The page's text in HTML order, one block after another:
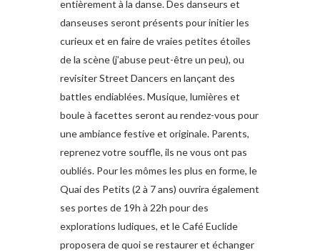
entièrement à la danse. Des danseurs et
danseuses seront présents pour initier les
curieux et en faire de vraies petites étoiles
de la scène (j’abuse peut-être un peu), ou
revisiter Street Dancers en lançant des
battles endiablées. Musique, lumières et
boule à facettes seront au rendez-vous pour
une ambiance festive et originale. Parents,
reprenez votre souffle, ils ne vous ont pas
oubliés. Pour les mômes les plus en forme, le
Quai des Petits (2 à 7 ans) ouvrira également
ses portes de 19h à 22h pour des
explorations ludiques, et le Café Euclide
proposera de quoi se restaurer et échanger